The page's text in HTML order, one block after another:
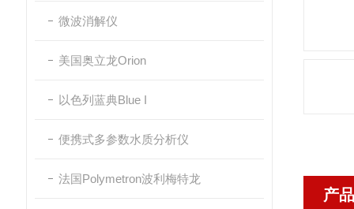
微波消解仪
美国奥立龙Orion
以色列蓝典Blue I
便携式多参数水质分析仪
法国Polymetron波利梅特龙
产